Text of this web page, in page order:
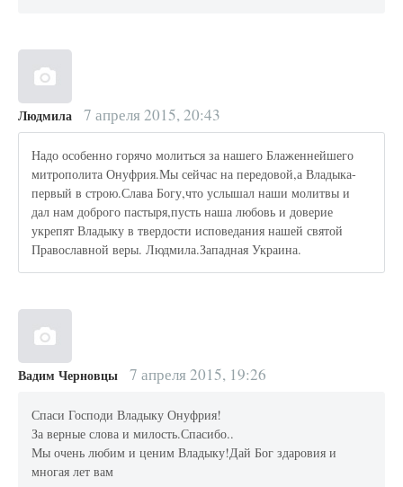
Людмила 7 апреля 2015, 20:43
Надо особенно горячо молиться за нашего Блаженнейшего
митрополита Онуфрия.Мы сейчас на передовой,а Владыка-
первый в строю.Слава Богу,что услышал наши молитвы и
дал нам доброго пастыря,пусть наша любовь и доверие
укрепят Владыку в твердости исповедания нашей святой
Православной веры. Людмила.Западная Украина.
Вадим Черновцы 7 апреля 2015, 19:26
Спаси Господи Владыку Онуфрия!
За верные слова и милость.Спасибо..
Мы очень любим и ценим Владыку!Дай Бог здаровия и
многая лет вам